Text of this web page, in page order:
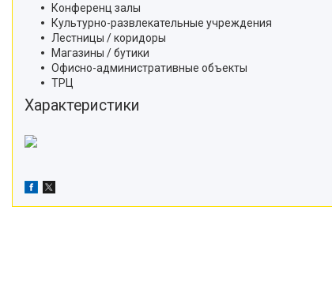
Конференц залы
Культурно-развлекательные учреждения
Лестницы / коридоры
Магазины / бутики
Офисно-административные объекты
ТРЦ
Характеристики